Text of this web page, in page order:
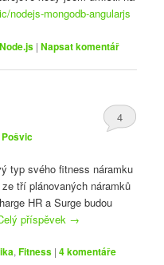
nodejs-mongodb-angularjs
Node.js |Napsat komentář
4
typ svého fitness náramku
tří plánovaných náramků
HR a Surge budou
příspěvek →
,Fitness |4komentáře